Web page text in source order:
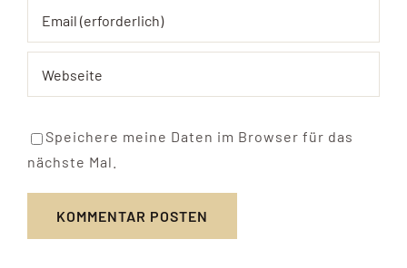
Speichere meine Daten im Browser für das
nächste Mal.